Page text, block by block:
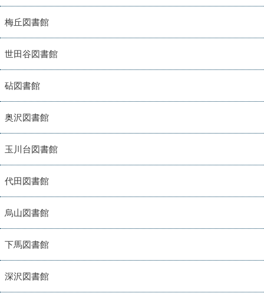
梅丘図書館
世田谷図書館
砧図書館
奥沢図書館
玉川台図書館
代田図書館
烏山図書館
下馬図書館
深沢図書館